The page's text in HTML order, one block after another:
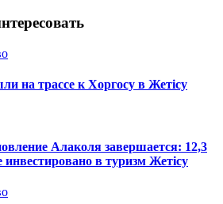
на трассе к Хоргосу в Жетісу
Алаколя завершается: 12,3
инвестировано в туризм Жетісу